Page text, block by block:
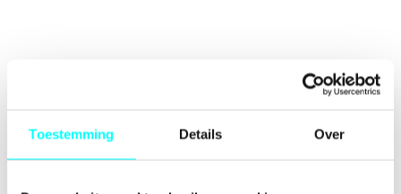
Toestemming Details Over